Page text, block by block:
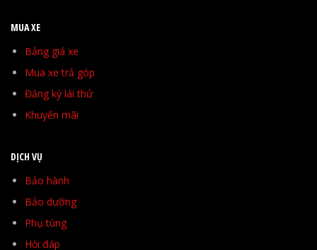
MUA XE
Bảng giá xe
Mua xe trả góp
Đăng ký lái thử
Khuyến mãi
DỊCH VỤ
Bảo hành
Bảo dưỡng
Phụ tùng
Hỏi đáp